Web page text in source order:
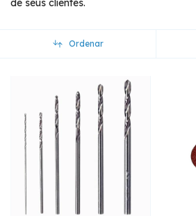
de seus clientes.
Ordenar